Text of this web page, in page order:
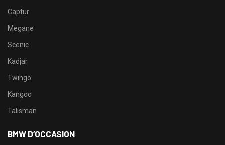
Captur
Megane
Scenic
Kadjar
Twingo
Kangoo
Talisman
BMW D’OCCASION